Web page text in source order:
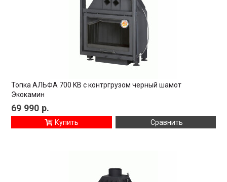
Топка АЛЬФА 700 KВ с контргрузом черный шамот
Экокамин
69 990 р.
Купить Сравнить